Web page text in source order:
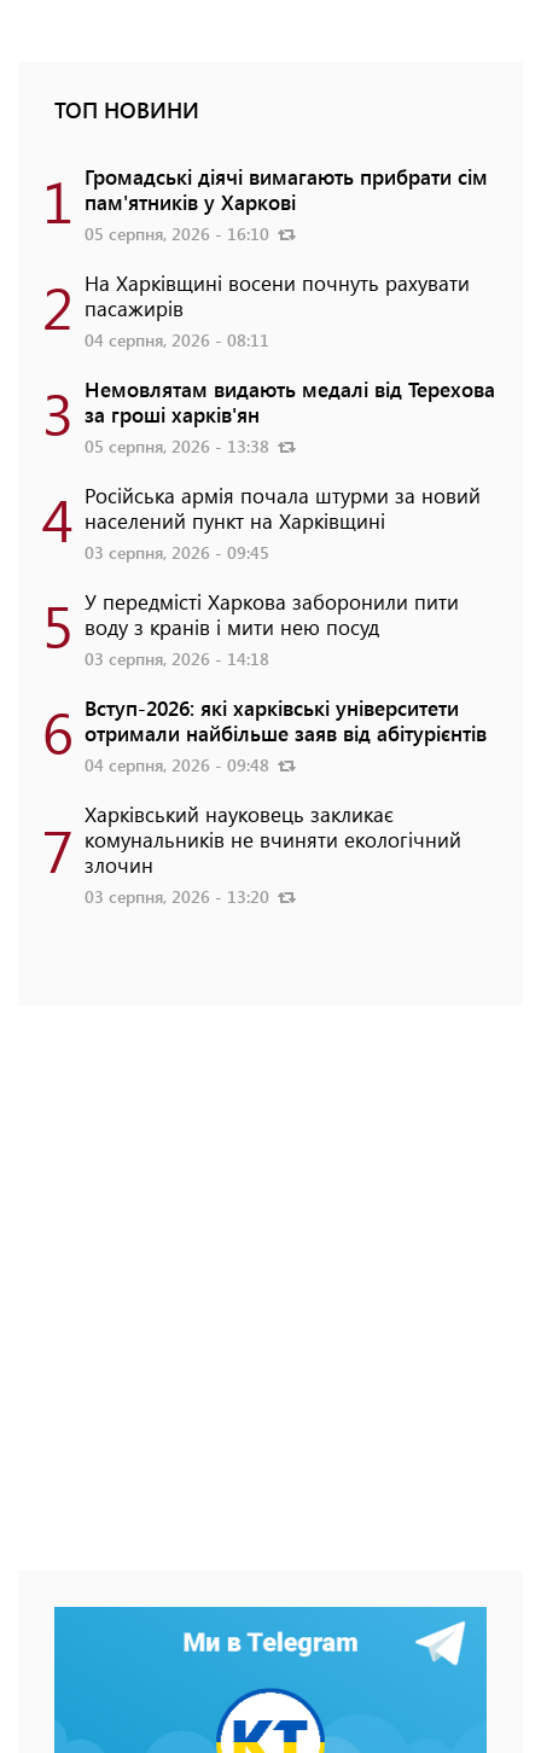
ТОП НОВИНИ
1 Громадські діячі вимагають прибрати сім
пам'ятників у Харкові
05 серпня, 2026 - 16:10
2 На Харківщині восени почнуть рахувати
пасажирів
04 серпня, 2026 - 08:11
3 Немовлятам видають медалі від Терехова
за гроші харків'ян
05 серпня, 2026 - 13:38
4 Російська армія почала штурми за новий
населений пункт на Харківщині
03 серпня, 2026 - 09:45
5 У передмісті Харкова заборонили пити
воду з кранів і мити нею посуд
03 серпня, 2026 - 14:18
6 Вступ-2026: які харківські університети
отримали найбільше заяв від абітурієнтів
04 серпня, 2026 - 09:48
7 Харківський науковець закликає
комунальників не вчиняти екологічний
злочин
03 серпня, 2026 - 13:20